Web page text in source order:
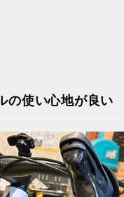
の使い心地が良い